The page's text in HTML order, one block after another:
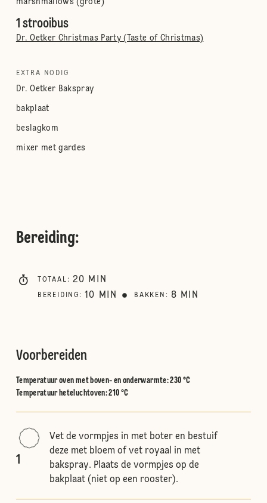
marshmallows (grote)
1 strooibus
Dr. Oetker Christmas Party (Taste of Christmas)
EXTRA NODIG
Dr. Oetker Bakspray
bakplaat
beslagkom
mixer met gardes
Bereiding:
TOTAAL : 20 MIN
BEREIDING : 10 MIN BAKKEN : 8 MIN
Voorbereiden
Temperatuur oven met boven- en onderwarmte:230 °C
Temperatuur heteluchtoven:210 °C
1
Vet de vormpjes in met boter en bestuif
deze met bloem of vet royaal in met
bakspray. Plaats de vormpjes op de
bakplaat (niet op een rooster).